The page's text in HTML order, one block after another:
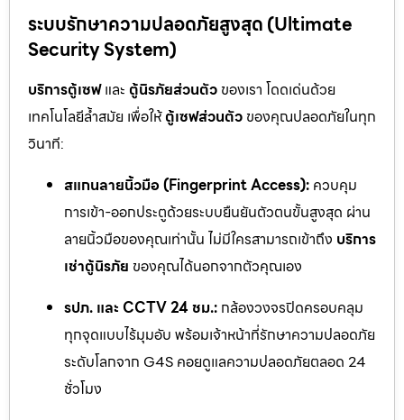
ระบบรักษาความปลอดภัยสูงสุด (Ultimate
Security System)
บริการตู้เซฟและ ตู้นิรภัยส่วนตัว ของเรา โดดเด่นด้วย
เทคโนโลยีล้ำสมัย เพื่อให้ตู้เซฟส่วนตัว ของคุณปลอดภัยในทุก
วินาที:
สแกนลายนิ้วมือ (Fingerprint Access): ควบคุม
การเข้า-ออกประตูด้วยระบบยืนยันตัวตนขั้นสูงสุด ผ่าน
ลายนิ้วมือของคุณเท่านั้น ไม่มีใครสามารถเข้าถึง บริการ
เช่าตู้นิรภัย ของคุณได้นอกจากตัวคุณเอง
รปภ. และ CCTV 24 ชม.: กล้องวงจรปิดครอบคลุม
ทุกจุดแบบไร้มุมอับ พร้อมเจ้าหน้าที่รักษาความปลอดภัย
ระดับโลกจาก G4S คอยดูแลความปลอดภัยตลอด 24
ชั่วโมง